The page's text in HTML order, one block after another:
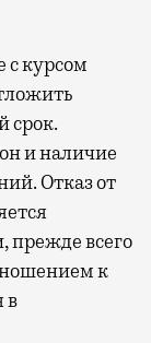
с курсом
срок.
и наличие
Отказ от
прежде всего
к
в